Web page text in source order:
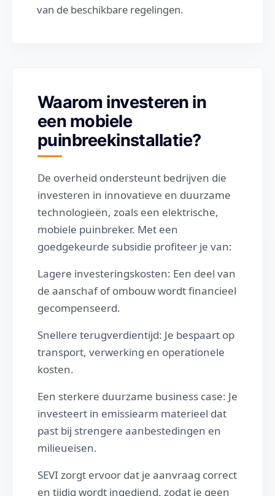
van de beschikbare regelingen.
Waarom investeren in
een mobiele
puinbreekinstallatie?
De overheid ondersteunt bedrijven die
investeren in innovatieve en duurzame
technologieën, zoals een elektrische,
mobiele puinbreker. Met een
goedgekeurde subsidie profiteer je van:
Lagere investeringskosten: Een deel van
de aanschaf of ombouw wordt financieel
gecompenseerd.
Snellere terugverdientijd: Je bespaart op
transport, verwerking en operationele
kosten.
Een sterkere duurzame business case: Je
investeert in emissiearm materieel dat
past bij strengere aanbestedingen en
milieueisen.
SEVI zorgt ervoor dat je aanvraag correct
en tijdig wordt ingediend, zodat je geen